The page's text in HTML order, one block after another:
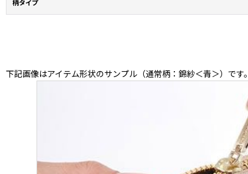
柄タイプ
下記画像はアイテム形状のサンプル（通常柄：錦紗＜青＞）です